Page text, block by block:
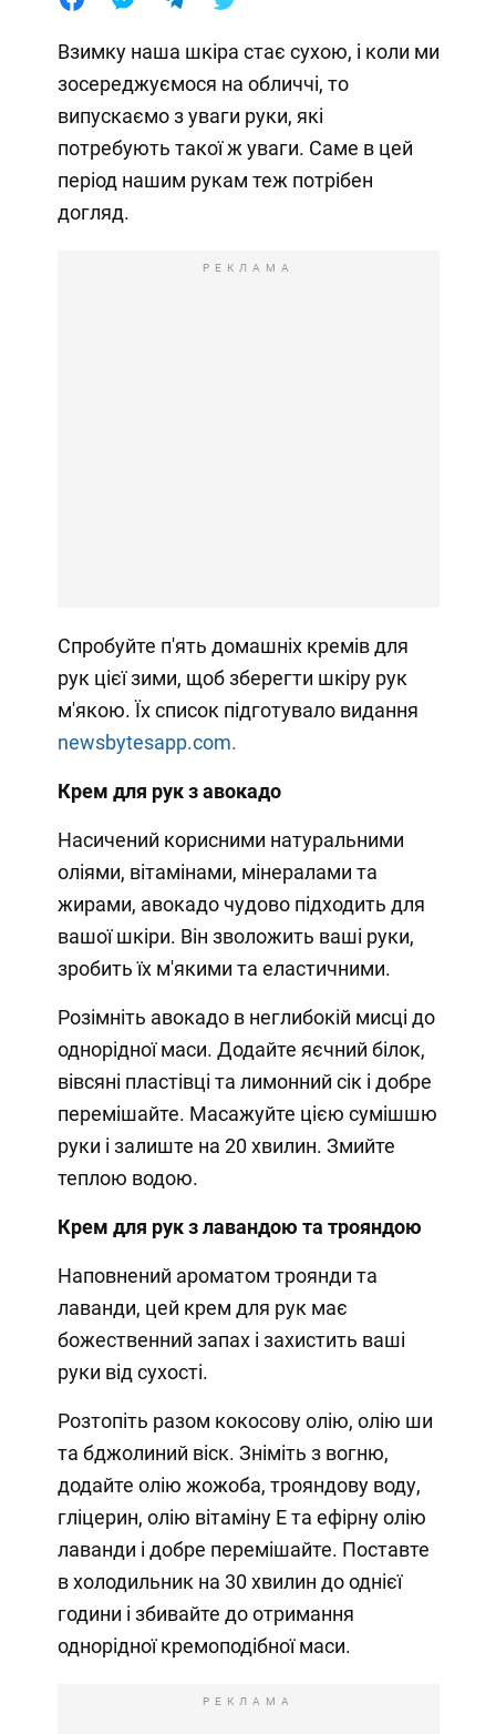
Взимку наша шкіра стає сухою, і коли ми
зосереджуємося на обличчі, то
випускаємо з уваги руки, які
потребують такої ж уваги. Саме в цей
період нашим рукам теж потрібен
догляд.
РЕКЛАМА
Спробуйте п'ять домашніх кремів для
рук цієї зими, щоб зберегти шкіру рук
м'якою. Їх список підготувало видання
newsbytesapp.com.
Крем для рук з авокадо
Насичений корисними натуральними
оліями, вітамінами, мінералами та
жирами, авокадо чудово підходить для
вашої шкіри. Він зволожить ваші руки,
зробить їх м'якими та еластичними.
Розімніть авокадо в неглибокій мисці до
однорідної маси. Додайте яєчний білок,
вівсяні пластівці та лимонний сік і добре
перемішайте. Масажуйте цією сумішшю
руки і залиште на 20 хвилин. Змийте
теплою водою.
Крем для рук з лавандою та трояндою
Наповнений ароматом троянди та
лаванди, цей крем для рук має
божественний запах і захистить ваші
руки від сухості.
Розтопіть разом кокосову олію, олію ши
та бджолиний віск. Зніміть з вогню,
додайте олію жожоба, трояндову воду,
гліцерин, олію вітаміну Е та ефірну олію
лаванди і добре перемішайте. Поставте
в холодильник на 30 хвилин до однієї
години і збивайте до отримання
однорідної кремоподібної маси.
РЕКЛАМА